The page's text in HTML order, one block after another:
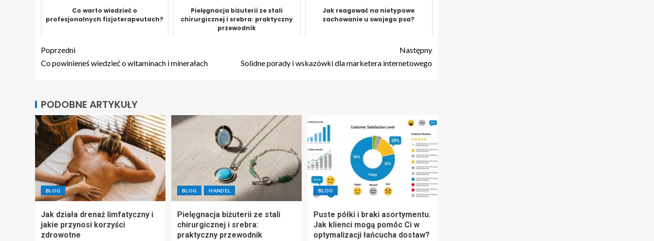
Co warto wiedzieć o
profesjonalnych fizjoterapeutach?
Pielęgnacja biżuterii ze stali
chirurgicznej i srebra: praktyczny
przewodnik
Jak reagować na nietypowe
zachowanie u swojego psa?
Poprzedni
Co powinieneś wiedzieć o witaminach i minerałach
Następny
Solidne porady i wskazówki dla marketera internetowego
PODOBNE ARTYKUŁY
BLOG
Jak działa drenaż limfatyczny i
jakie przynosi korzyści
zdrowotne
BLOG HANDEL
Pielęgnacja biżuterii ze stali
chirurgicznej i srebra:
praktyczny przewodnik
BLOG
Puste półki i braki asortymentu.
Jak klienci mogą pomóc Ci w
optymalizacji łańcucha dostaw?